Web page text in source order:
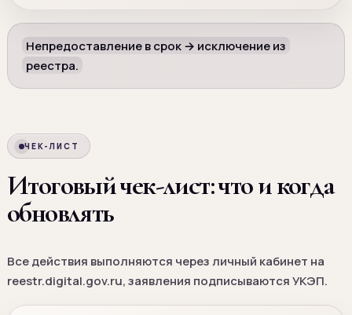
Непредоставление в срок → исключение из
реестра.
ЧЕК-ЛИСТ
Итоговый чек-лист: что и когда
обновлять
Все действия выполняются через личный кабинет на
reestr.digital.gov.ru, заявления подписываются УКЭП.